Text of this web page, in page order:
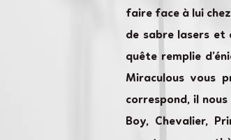
faire face à lui
de sabre lasers et
quête remplie
Miraculous vous
correspond, il
Boy, Chevalier,